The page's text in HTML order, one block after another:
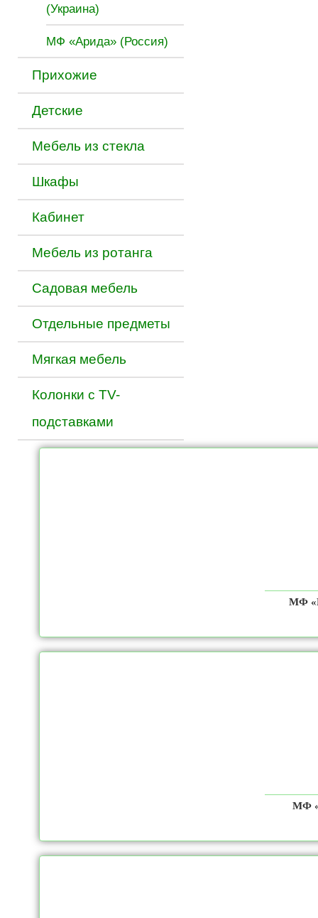
(Украина)
МФ «Арида» (Россия)
Прихожие
Детские
Мебель из стекла
Шкафы
Кабинет
Мебель из ротанга
Садовая мебель
Отдельные предметы
Мягкая мебель
Колонки с TV-
подставками
МФ
МФ